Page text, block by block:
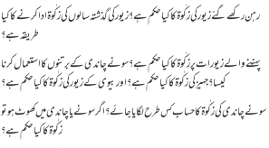
رہن رکھے گئے زیور کی زکٰوۃ کا کیا حکم ہے؟زیور کی گذشتہ سالوں کی زکٰوۃ ادا کرنے کا کیا
طریقہ ہے؟
پہننے والے زیورات پر زکٰوۃ کا کیا حکم ہے؟ سونے چاندی کے برتنوں کا استعمال کرنا
کیسا؟ جہیز کی زکٰوۃ کا کیا حکم ہے؟ اور بیوی کے زیور کی زکٰوۃ کا کیا حکم ہے؟
سونے چاندی کی زکٰوۃ کا حساب کس طرح لگایا جائے؟ اگر سونے یا چاندی میں کھوٹ ہو تو
زکٰوۃ کا کیا حکم ہے؟